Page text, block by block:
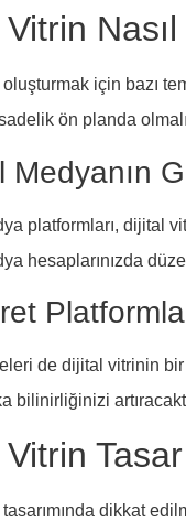
için bazı
ön planda
Medyanın
platformları, dijital
hesaplarınızda
de dijital vitrinin bir
bilinirliğinizi
dikkat